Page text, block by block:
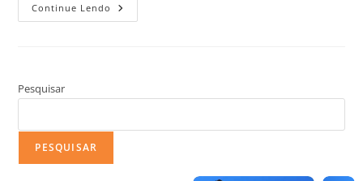
Continue Lendo
Pesquisar
PESQUISAR